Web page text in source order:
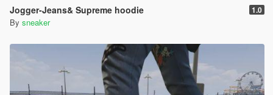
Jogger-Jeans& Supreme hoodie 1.0
By sneaker